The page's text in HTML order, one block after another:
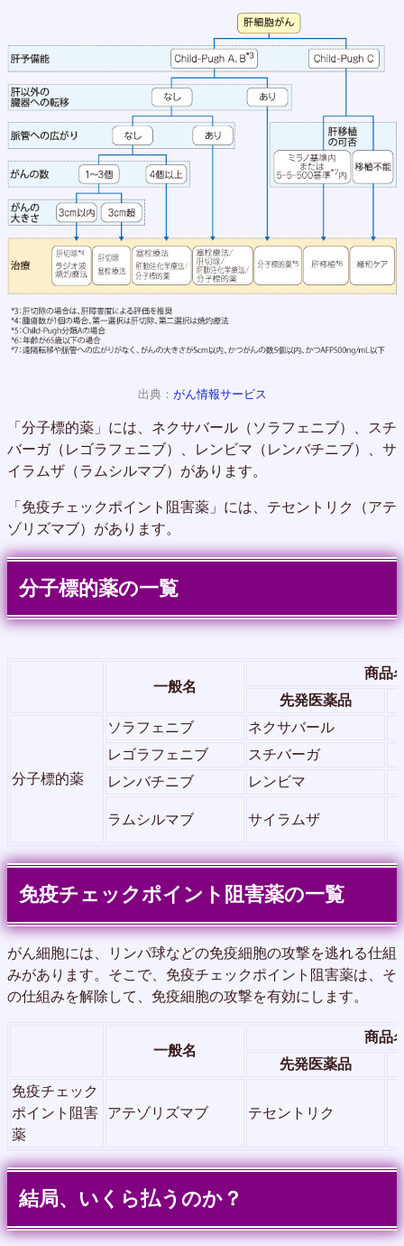
出典： がん情報サービス
「分子標的薬」には、ネクサバール（ソラフェニブ）、スチ
バーガ（レゴラフェニブ）、レンビマ（レンバチニブ）、サ
イラムザ（ラムシルマブ）があります。
「免疫チェックポイント阻害薬」には、テセントリク（アテ
ゾリズマブ）があります。
分子標的薬の一覧
一般名
商品
先発医薬品
分子標的薬
ソラフェニブ
ネクサバール
レゴラフェニブ
スチバーガ
レンバチニブ
レンビマ
ラムシルマブ サイラムザ
免疫チェックポイント阻害薬の一覧
がん細胞には、リンパ球などの免疫細胞の攻撃を逃れる仕組
みがあります。そこで、免疫チェックポイント阻害薬は、そ
の仕組みを解除して、免疫細胞の攻撃を有効にします。
一般名
商品
先発医薬品
免疫チェック
ポイント阻害
薬
アテゾリズマブ テセントリク
結局、いくら払うのか？